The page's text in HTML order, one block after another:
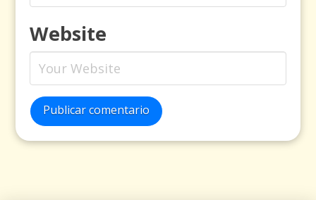
Website
Publicar comentario